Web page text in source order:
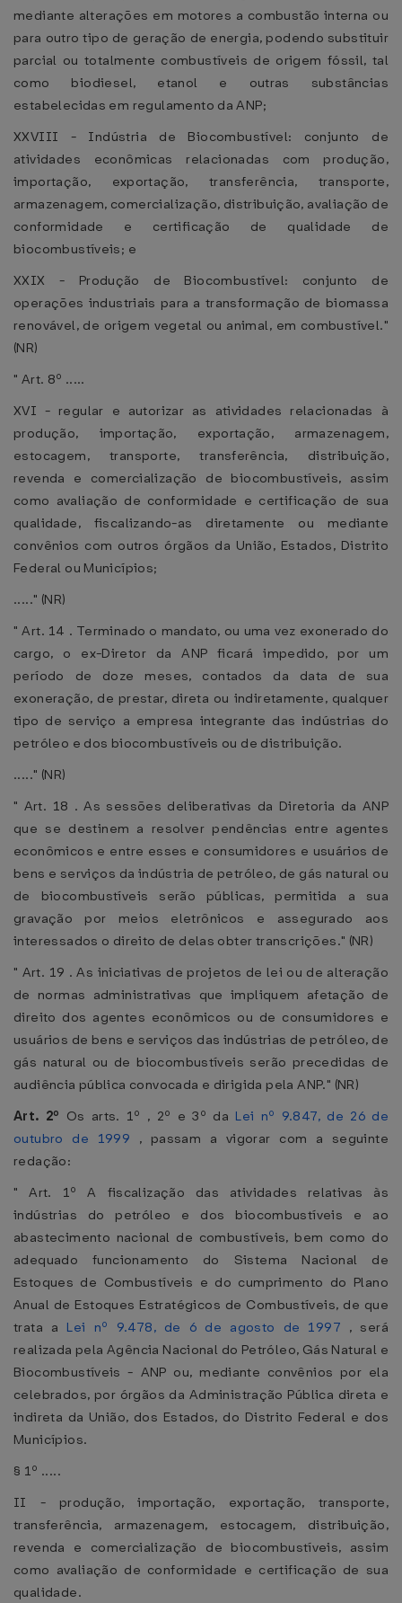
mediante alterações em motores a combustão interna ou
para outro tipo de geração de energia, podendo substituir
parcial ou totalmente combustíveis de origem fóssil, tal
como biodiesel, etanol e outras substâncias
estabelecidas em regulamento da ANP;
XXVIII - Indústria de Biocombustível: conjunto de
atividades econômicas relacionadas com produção,
importação, exportação, transferência, transporte,
armazenagem, comercialização, distribuição, avaliação de
conformidade e certificação de qualidade de
biocombustíveis; e
XXIX - Produção de Biocombustível: conjunto de
operações industriais para a transformação de biomassa
renovável, de origem vegetal ou animal, em combustível."
(NR)
" Art. 8º .....
XVI - regular e autorizar as atividades relacionadas à
produção, importação, exportação, armazenagem,
estocagem, transporte, transferência, distribuição,
revenda e comercialização de biocombustíveis, assim
como avaliação de conformidade e certificação de sua
qualidade, fiscalizando-as diretamente ou mediante
convênios com outros órgãos da União, Estados, Distrito
Federal ou Municípios;
....." (NR)
" Art. 14 . Terminado o mandato, ou uma vez exonerado do
cargo, o ex-Diretor da ANP ficará impedido, por um
período de doze meses, contados da data de sua
exoneração, de prestar, direta ou indiretamente, qualquer
tipo de serviço a empresa integrante das indústrias do
petróleo e dos biocombustíveis ou de distribuição.
....." (NR)
" Art. 18 . As sessões deliberativas da Diretoria da ANP
que se destinem a resolver pendências entre agentes
econômicos e entre esses e consumidores e usuários de
bens e serviços da indústria de petróleo, de gás natural ou
de biocombustíveis serão públicas, permitida a sua
gravação por meios eletrônicos e assegurado aos
interessados o direito de delas obter transcrições." (NR)
" Art. 19 . As iniciativas de projetos de lei ou de alteração
de normas administrativas que impliquem afetação de
direito dos agentes econômicos ou de consumidores e
usuários de bens e serviços das indústrias de petróleo, de
gás natural ou de biocombustíveis serão precedidas de
audiência pública convocada e dirigida pela ANP." (NR)
Art. 2º Os arts. 1º , 2º e 3º da Lei nº 9.847, de 26 de
outubro de 1999 , passam a vigorar com a seguinte
redação:
" Art. 1º A fiscalização das atividades relativas às
indústrias do petróleo e dos biocombustíveis e ao
abastecimento nacional de combustíveis, bem como do
adequado funcionamento do Sistema Nacional de
Estoques de Combustíveis e do cumprimento do Plano
Anual de Estoques Estratégicos de Combustíveis, de que
trata a Lei nº 9.478, de 6 de agosto de 1997 , será
realizada pela Agência Nacional do Petróleo, Gás Natural e
Biocombustíveis - ANP ou, mediante convênios por ela
celebrados, por órgãos da Administração Pública direta e
indireta da União, dos Estados, do Distrito Federal e dos
Municípios.
§ 1º .....
II - produção, importação, exportação, transporte,
transferência, armazenagem, estocagem, distribuição,
revenda e comercialização de biocombustíveis, assim
como avaliação de conformidade e certificação de sua
qualidade.